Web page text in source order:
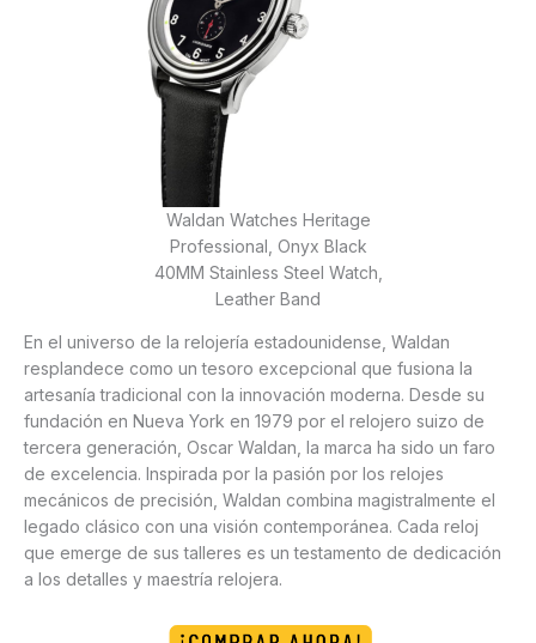
Waldan Watches Heritage
Professional, Onyx Black
40MM Stainless Steel Watch,
Leather Band
En el universo de la relojería estadounidense, Waldan
resplandece como un tesoro excepcional que fusiona la
artesanía tradicional con la innovación moderna. Desde su
fundación en Nueva York en 1979 por el relojero suizo de
tercera generación, Oscar Waldan, la marca ha sido un faro
de excelencia. Inspirada por la pasión por los relojes
mecánicos de precisión, Waldan combina magistralmente el
legado clásico con una visión contemporánea. Cada reloj
que emerge de sus talleres es un testamento de dedicación
a los detalles y maestría relojera.